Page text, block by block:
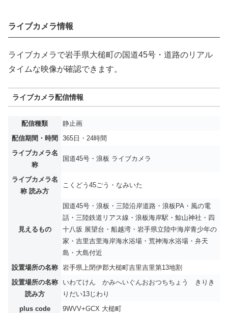
ライブカメラ情報
ライブカメラで岩手県大槌町の国道45号・道路のリアル
タイムな映像が確認できます。
ライブカメラ配信情報
配信種類
静止画
配信期間・時間
365日・24時間
ライブカメラ名
称
国道45号・浪板 ライブカメラ
ライブカメラ名
称 読み方
こくどう45ごう・なみいた
見えるもの
国道45号・浪板・三陸沿岸道路・浪板PA・風の電
話・三陸鉄道リアス線・浪板海岸駅・鯨山神社・四
十八坂 展望台・船越湾・岩手県立陸中海岸青少年の
家・吉里吉里海岸海水浴場・荒神海水浴場・弁天
島・大島付近
設置場所の名称
岩手県上閉伊郡大槌町吉里吉里第13地割
設置場所の名称
読み方
いわてけん かみへいぐんおおつちちょう きりき
りだい13じわり
plus code
9WVV+GCX 大槌町